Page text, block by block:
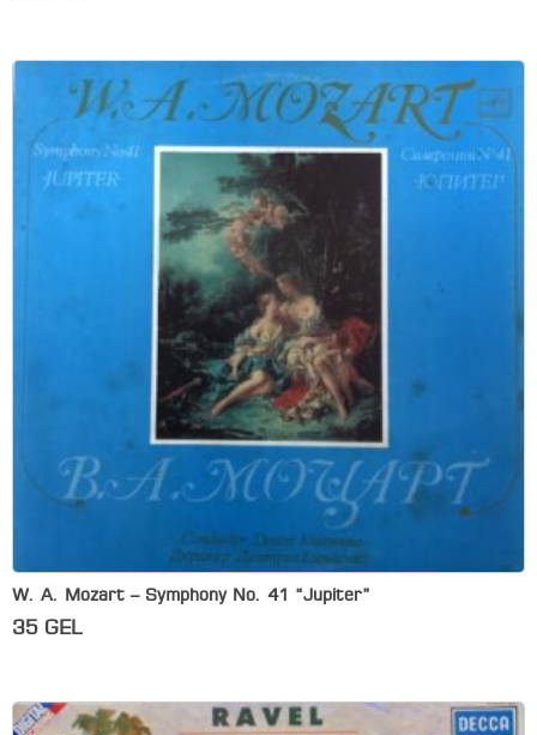
W. A. Mozart – Symphony No. 41 “Jupiter”
35 GEL